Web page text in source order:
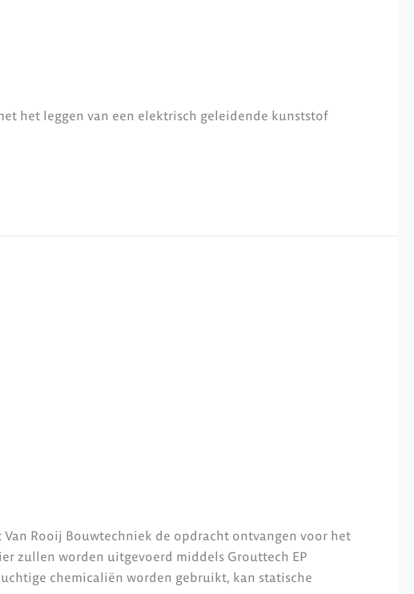
het leggen van een elektrisch geleidende kunststof
Rooij Bouwtechniek de opdracht ontvangen voor het
zullen worden uitgevoerd middels Grouttech EP
chemicaliën worden gebruikt, kan statische